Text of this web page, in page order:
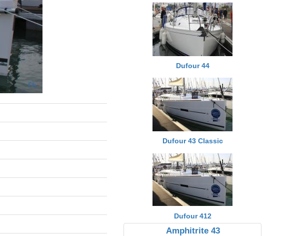
Dufour 44
Dufour 43 Classic
Dufour 412
Amphitrite 43